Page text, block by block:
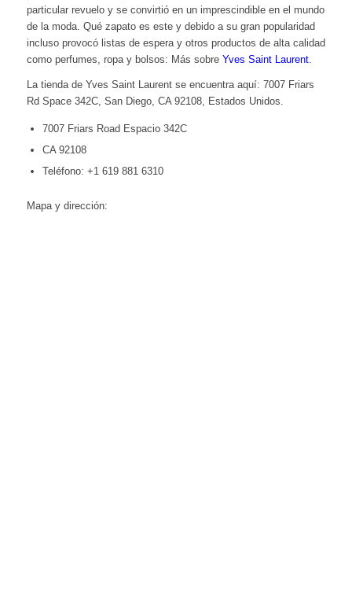
particular revuelo y se convirtió en un imprescindible en el mundo
de la moda. Qué zapato es este y debido a su gran popularidad
incluso provocó listas de espera y otros productos de alta calidad
como perfumes, ropa y bolsos: Más sobre Yves Saint Laurent.
La tienda de Yves Saint Laurent se encuentra aquí: 7007 Friars
Rd Space 342C, San Diego, CA 92108, Estados Unidos.
7007 Friars Road Espacio 342C
CA 92108
Teléfono: +1 619 881 6310
Mapa y dirección: